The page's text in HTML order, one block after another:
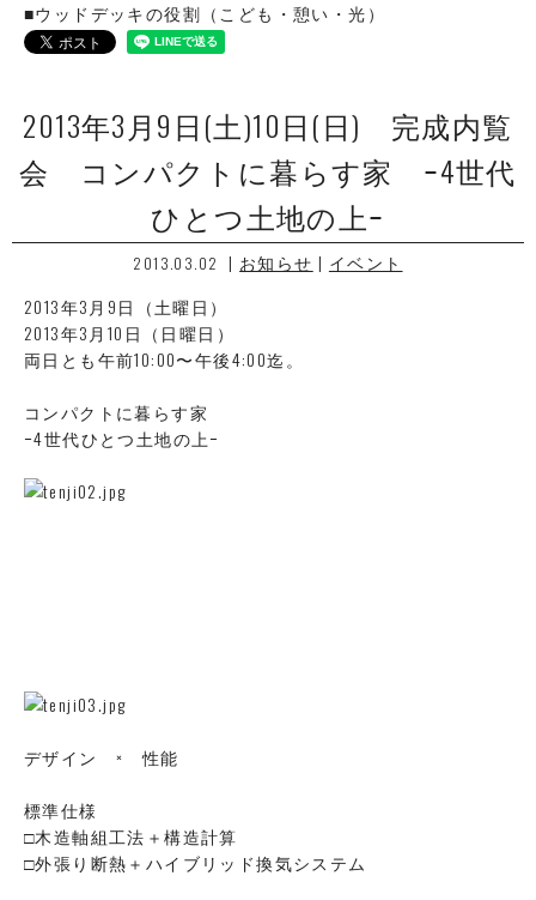
■ウッドデッキの役割（こども・憩い・光）
2013年3月9日(土)10日(日) 完成内覧
会 コンパクトに暮らす家 ｰ4世代
ひとつ土地の上ｰ
2013.03.02 | お知らせ | イベント
2013年3月9日（土曜日）
2013年3月10日（日曜日）
両日とも午前10:00〜午後4:00迄。
コンパクトに暮らす家
ｰ4世代ひとつ土地の上ｰ
デザイン × 性能
標準仕様
□木造軸組工法＋構造計算
□外張り断熱＋ハイブリッド換気システム